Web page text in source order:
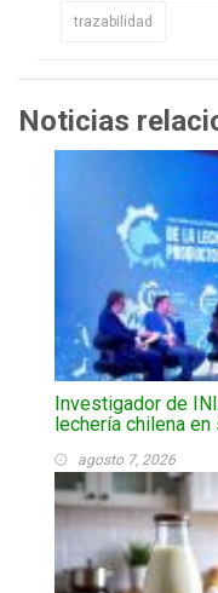
trazabilidad
Noticias
Investigador de
lechería chilena
agosto 7, 2026